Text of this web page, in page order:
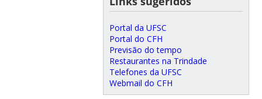
Portal da UFSC
Portal do CFH
Previsão do tempo
Restaurantes na Trindade
Telefones da UFSC
Webmail do CFH